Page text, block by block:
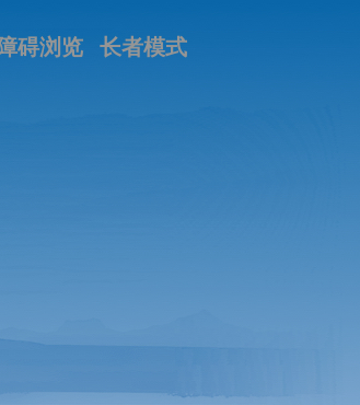
长者模式
碍浏览